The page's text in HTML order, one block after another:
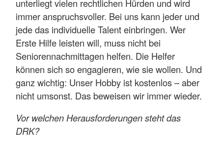
unterliegt vielen rechtlichen Hürden und wird
immer anspruchsvoller. Bei uns kann jeder und
jede das individuelle Talent einbringen. Wer
Erste Hilfe leisten will, muss nicht bei
Seniorennachmittagen helfen. Die Helfer
können sich so engagieren, wie sie wollen. Und
ganz wichtig: Unser Hobby ist kostenlos – aber
nicht umsonst. Das beweisen wir immer wieder.
Vor welchen Herausforderungen steht das
DRK?